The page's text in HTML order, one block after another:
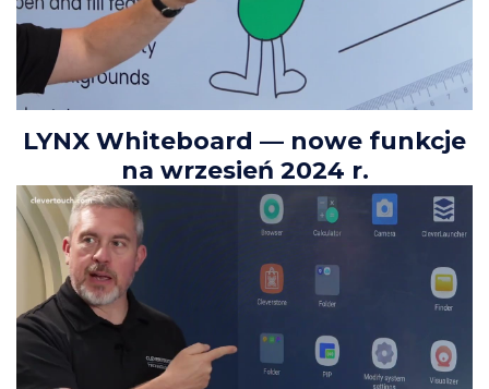
LYNX Whiteboard — nowe funkcje
na wrzesień 2024 r.